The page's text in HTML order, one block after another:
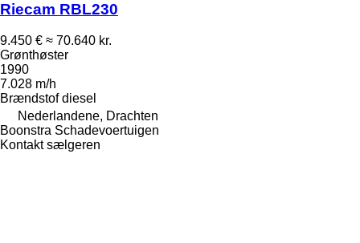
Riecam RBL230
9.450 € ≈ 70.640 kr.
Grønthøster
1990
7.028 m/h
Brændstof diesel
Nederlandene, Drachten
Boonstra Schadevoertuigen
Kontakt sælgeren